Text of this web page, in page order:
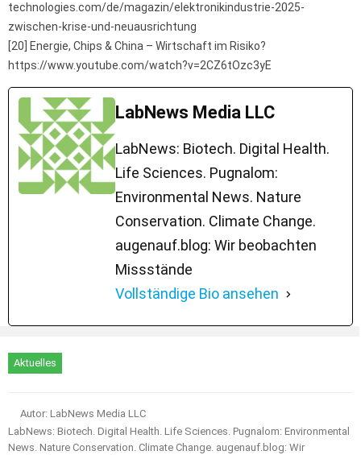
technologies.com/de/magazin/elektronikindustrie-2025-
zwischen-krise-und-neuausrichtung
[20] Energie, Chips & China – Wirtschaft im Risiko?
https://www.youtube.com/watch?v=2CZ6tOzc3yE
LabNews Media LLC
LabNews: Biotech. Digital Health.
Life Sciences. Pugnalom:
Environmental News. Nature
Conservation. Climate Change.
augenauf.blog: Wir beobachten
Missstände
Vollständige Bio ansehen
Aktuelles
Autor: LabNews Media LLC
LabNews: Biotech. Digital Health. Life Sciences. Pugnalom: Environmental
News. Nature Conservation. Climate Change. augenauf.blog: Wir